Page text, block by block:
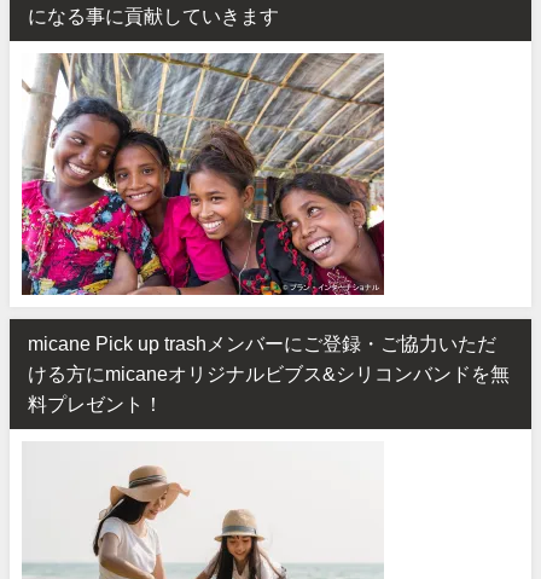
になる事に貢献していきます
micane Pick up trashメンバーにご登録・ご協力いただ
ける方にmicaneオリジナルビブス&シリコンバンドを無
料プレゼント！